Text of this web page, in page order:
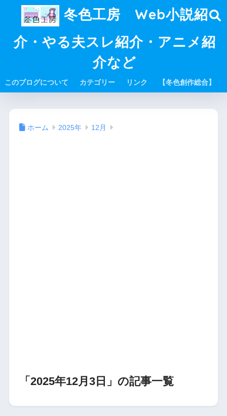
冬色工房 Web小説紹
介・やる夫スレ紹介・アニメ紹
介など
このブログについて カテゴリー リンク 【冬色創作総合】
ホーム 2025年 12月
「2025年12月3日」の記事一覧